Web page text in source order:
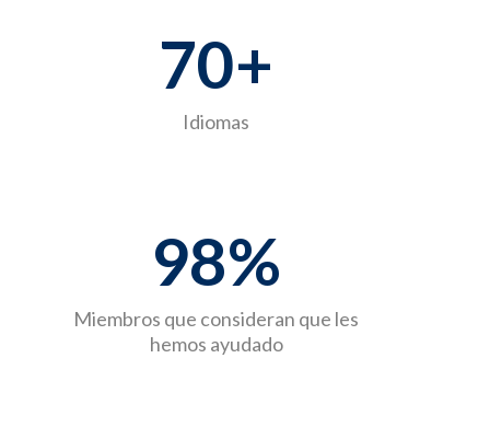
70+
Idiomas
98%
Miembros que consideran que les
hemos ayudado